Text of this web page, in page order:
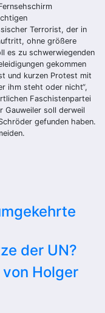
Terrorist, der in
ohne größere
es zu schwerwiegenden
gekommen
und kurzen Protest mit
ihm steht oder nicht“,
Faschistenpartei
Gauweiler soll derweil
gefunden haben.
der UN?
Holger